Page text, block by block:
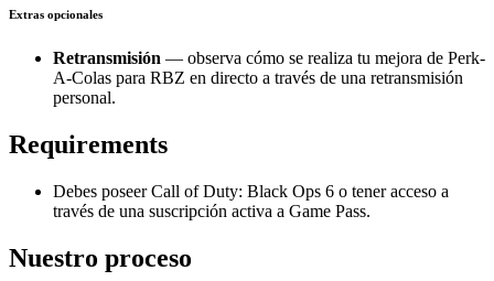
Extras opcionales
Retransmisión — observa cómo se realiza tu mejora de Perk-
A-Colas para RBZ en directo a través de una retransmisión
personal.
Requirements
Debes poseer Call of Duty: Black Ops 6 o tener acceso a
través de una suscripción activa a Game Pass.
Nuestro proceso